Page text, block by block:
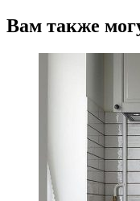
Вам также